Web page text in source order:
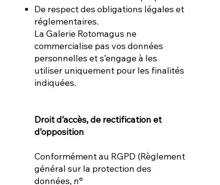
De respect des obligations légales et
réglementaires.
La Galerie Rotomagus ne
commercialise pas vos données
personnelles et s’engage à les
utiliser uniquement pour les finalités
indiquées.
Droit d’accès, de rectification et
d’opposition
Conformément au RGPD (Règlement
général sur la protection des
données, n°